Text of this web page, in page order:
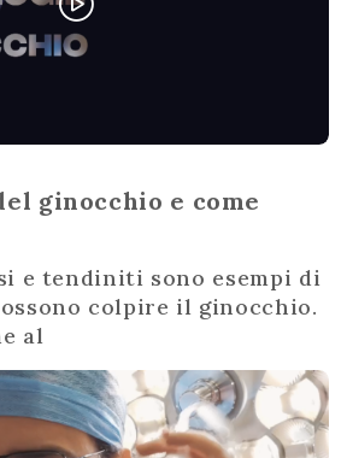
ginocchio e come
e tendiniti sono esempi di
colpire il ginocchio.
al